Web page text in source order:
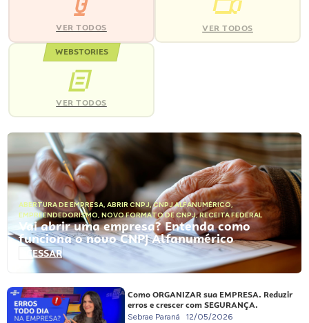
VER TODOS VER TODOS
WEBSTORIES
VER TODOS
ABERTURA DE EMPRESA, ABRIR CNPJ,CNPJ ALFANUMÉRICO,
EMPREENDEDORISMO, NOVO FORMATO DE CNPJ,RECEITA FEDERAL
Vai abrir uma empresa? Entenda como
funciona o novo CNPJ Alfanumérico
ACESSAR
Como ORGANIZAR sua EMPRESA. Reduzir
erros e crescer com SEGURANÇA.
Sebrae Paraná 12/05/2026